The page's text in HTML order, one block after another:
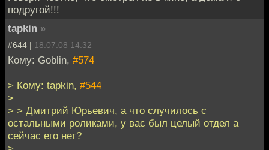
подругой!!!
tapkin »
#644 | 18.07.08 14:32
Кому: Goblin, #574
> Кому: tapkin, #544
>
> > Дмитрий Юрьевич, а что случилось с
остальными роликами, у вас был целый отдел а
сейчас его нет?